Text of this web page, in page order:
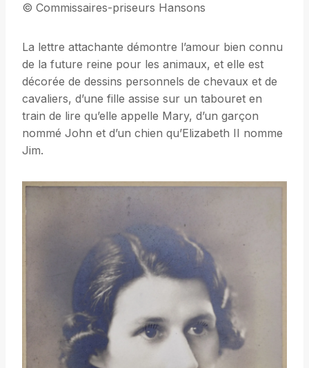
© Commissaires-priseurs Hansons
La lettre attachante démontre l’amour bien connu
de la future reine pour les animaux, et elle est
décorée de dessins personnels de chevaux et de
cavaliers, d’une fille assise sur un tabouret en
train de lire qu’elle appelle Mary, d’un garçon
nommé John et d’un chien qu’Elizabeth II nomme
Jim.